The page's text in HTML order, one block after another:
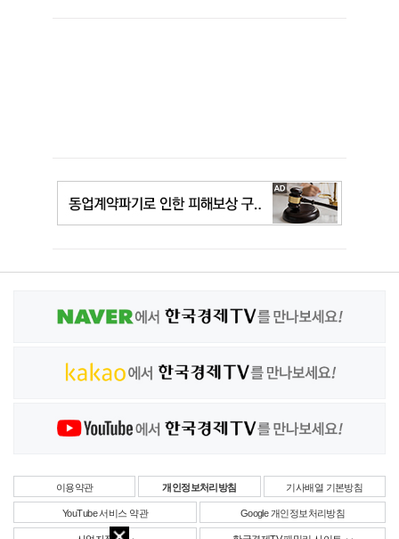
이용약관 개인정보처리방침 기사배열 기본방침
YouTube 서비스 약관 Google 개인정보처리방침